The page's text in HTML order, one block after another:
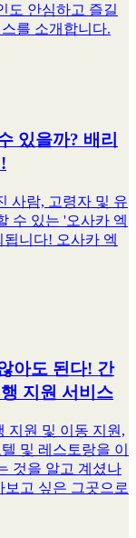
도 안심하고 즐길
를 소개합니다.
있을까? 배리
사람, 고령자 및 유
수 있는 '오사카 엑
됩니다! 오사카 엑
아도 된다! 간
지원 서비스
지원 및 이동 지원,
및 레스토랑을 이
것을 알고 계셨나
보고 싶은 그곳으로